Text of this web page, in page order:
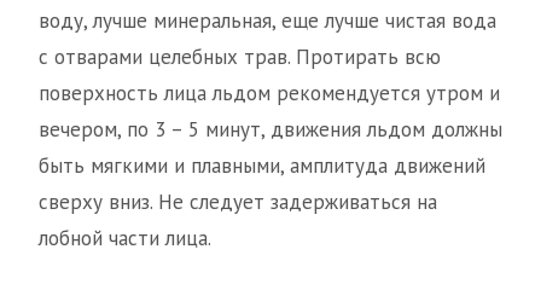
воду, лучше минеральная, еще лучше чистая вода
с отварами целебных трав. Протирать всю
поверхность лица льдом рекомендуется утром и
вечером, по 3 – 5 минут, движения льдом должны
быть мягкими и плавными, амплитуда движений
сверху вниз. Не следует задерживаться на
лобной части лица.